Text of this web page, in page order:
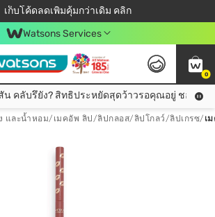
เก็บโค้ดลดเพิ่มคุ้มกว่าเดิม คลิก
ออนไลน์ครั้งแรก ลดเพิ่มจุก ๆ 10%! 🎉
📦ส่งฟรี! เมื่อชอป 499฿
สมาชิกวัตสัน คลับดียังไง?
Watsons Services
0
มีบัตรสมาชิกวัตสัน คลับรึยัง? สิทธิประหยัดสุดว้าวรอคุณอยู่ ชอปคุ้มกว่าเดิม คลิก!
คลับรึยัง? สิทธิประหยัดสุดว้าวรอคุณอยู่ ชอปคุ้มก
และน้ำหอม/ เมคอัพ ลิป /ลิปกลอส/ลิปโกลว์/ลิปเกรซ/ เ